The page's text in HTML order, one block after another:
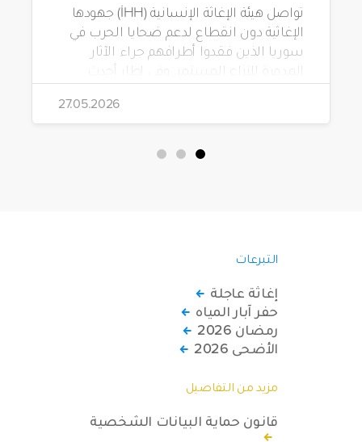
تواصل هيئة الإغاثة الإنسانية (İHH) جهودها
الإغاثية دون انقطاع لدعم ضحايا الحرب في
سوريا الذين فقدوا أطرافهم جراء الآثار
المدمرة للنزاع المستمر. وفي إطار أحدث
مشاريعها، قامت الهيئة بتوزيع 228 كرسياً
متحركاً كهربائياً على أشخاص من ذوي
الاحتياجات الخاصة يعيشون في ظروف
قاسية بمناطق دمشق، وحلب، وحماة،
27.05.2026
التبرعات
إغاثة عاجلة
حفر آبار المياه
رمضان 2026
الأضحى 2026
مزيد من التفاصيل
قانون حماية البيانات الشخصية